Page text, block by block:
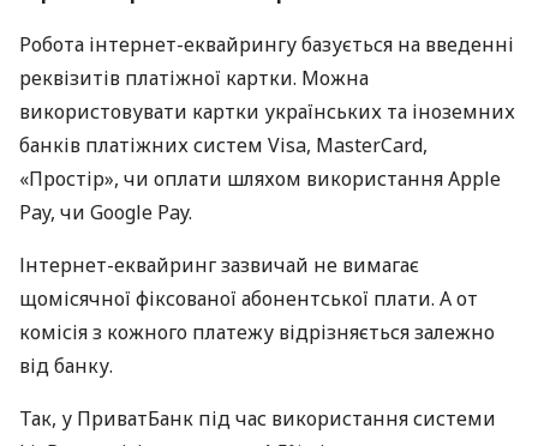
Робота інтернет-еквайрингу базується на введенні
реквізитів платіжної картки. Можна
використовувати картки українських та іноземних
банків платіжних систем Visa, MasterCard,
«Простір», чи оплати шляхом використання Apple
Pay, чи Google Pay.
Інтернет-еквайринг зазвичай не вимагає
щомісячної фіксованої абонентської плати. А от
комісія з кожного платежу відрізняється залежно
від банку.
Так, у ПриватБанк під час використання системи